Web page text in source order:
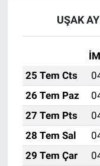
UŞAK
25 Tem Cts
26 Tem Paz
27 Tem Pts
28 Tem Sal
29 Tem Çar